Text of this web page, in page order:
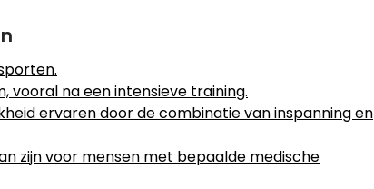
vooral na een intensieve training.
ervaren door de combinatie van inspanning en
zijn voor mensen met bepaalde medische